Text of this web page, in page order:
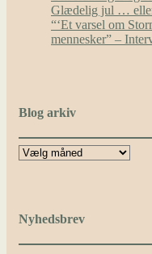
Glædelig jul …
“‘Et varsel om
mennesker” –
Blog arkiv
Nyhedsbrev